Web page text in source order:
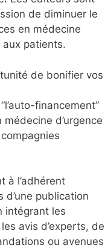
de diminuer le
en médecine
aux patients.
de bonifier vos
financement”
d’urgence
à l’adhérent
d’une publication
intégrant les
avis d’experts, de
ou avenues